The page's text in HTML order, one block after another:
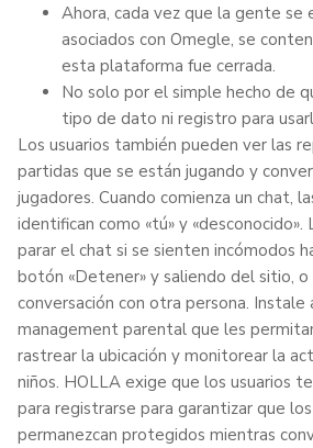
Ahora, cada vez que la gente se
asociados con Omegle, se
esta plataforma fue cerrada.
No solo por el simple hecho de
tipo de dato ni registro para
Los usuarios también pueden ver las
partidas que se están jugando y
jugadores. Cuando comienza un chat,
identifican como «tú» y «desconocido».
parar el chat si se sienten incómodos
botón «Detener» y saliendo del sitio, o
conversación con otra persona. Instale
management parental que les
rastrear la ubicación y monitorear la
niños. HOLLA exige que los usuarios
para registrarse para garantizar que
permanezcan protegidos mientras